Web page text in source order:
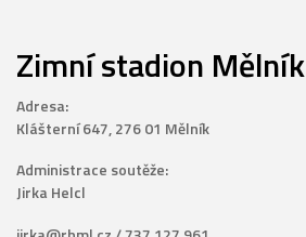
Zimní stadion Mělník
Adresa:
Klášterní 647, 276 01 Mělník
Administrace soutěže:
Jirka Helcl